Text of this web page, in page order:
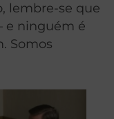
lembre-se que
e ninguém é
Somos